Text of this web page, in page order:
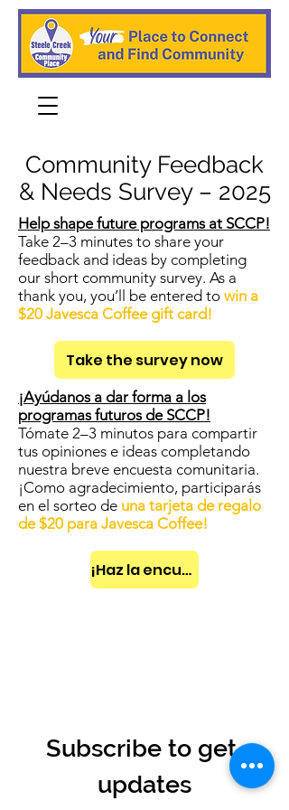
Community Feedback
& Needs Survey – 2025
Help shape future programs at SCCP!
Take 2–3 minutes to share your
feedback and ideas by completing
our short community survey. As a
thank you, you’ll be entered to win a
$20 Javesca Coffee gift card!
Take the survey now
¡Ayúdanos a dar forma a los
programas futuros de SCCP!
Tómate 2–3 minutos para compartir
tus opiniones e ideas completando
nuestra breve encuesta comunitaria.
¡Como agradecimiento, participarás
en el sorteo de una tarjeta de regalo
de $20 para Javesca Coffee!
¡Haz la encuesta ahora!
Subscribe to get
updates